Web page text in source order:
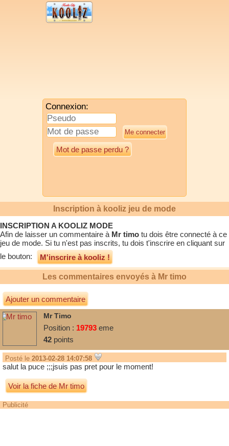
Connexion:
Mot de passe perdu ?
Inscription à kooliz jeu de mode
INSCRIPTION A KOOLIZ MODE
Afin de laisser un commentaire à Mr timo tu dois être connecté à ce
jeu de mode. Si tu n'est pas inscrits, tu dois t'inscrire en cliquant sur
le bouton:
M'inscrire à kooliz !
Les commentaires envoyés à Mr timo
Ajouter un commentaire
Mr Timo
Position : 19793 eme
42 points
Posté le 2013-02-28 14:07:58
salut la puce ;;;jsuis pas pret pour le moment!
Voir la fiche de Mr timo
Publicité